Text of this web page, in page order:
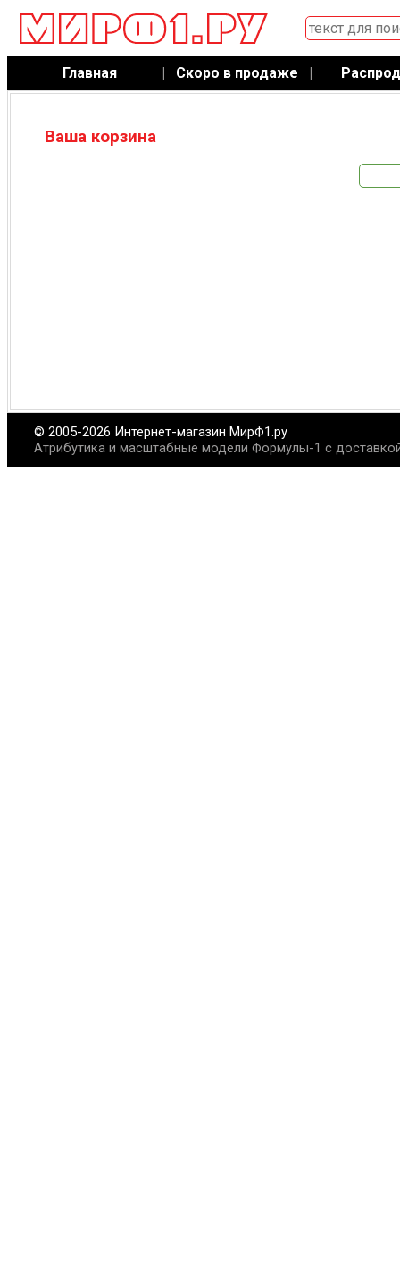
Главная | Скоро в продаже |
Ваша корзина
© 2005-2026 Интернет-магазин МирФ1.ру
Атрибутика и масштабные модели Формулы-1 с